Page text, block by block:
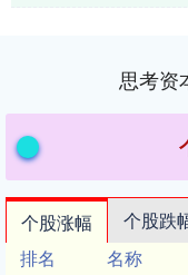
思考资
个股涨幅 个股跌
排名
名称